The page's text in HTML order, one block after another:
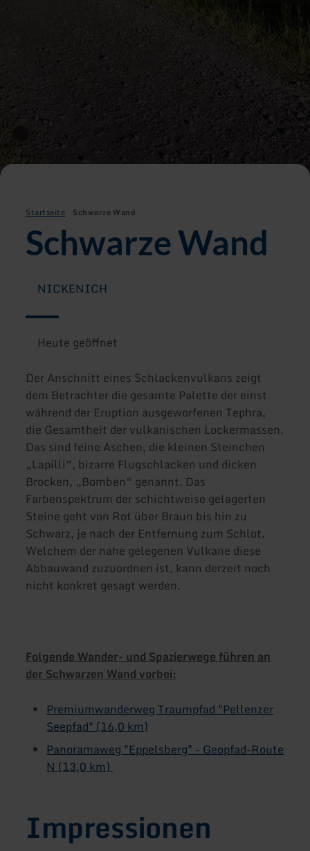
Startseite Schwarze Wand
Schwarze Wand
NICKENICH
Heute geöffnet
Der Anschnitt eines Schlackenvulkans zeigt
dem Betrachter die gesamte Palette der einst
während der Eruption ausgeworfenen Tephra,
die Gesamtheit der vulkanischen Lockermassen.
Das sind feine Aschen, die kleinen Steinchen
„Lapilli“, bizarre Flugschlacken und dicken
Brocken, „Bomben“ genannt. Das
Farbenspektrum der schichtweise gelagerten
Steine geht von Rot über Braun bis hin zu
Schwarz, je nach der Entfernung zum Schlot.
Welchem der nahe gelegenen Vulkane diese
Abbauwand zuzuordnen ist, kann derzeit noch
nicht konkret gesagt werden.
Folgende Wander- und Spazierwege führen an
der Schwarzen Wand vorbei:
Premiumwanderweg Traumpfad "Pellenzer
Seepfad" (16,0 km)
Panoramaweg "Eppelsberg" - Geopfad-Route
N (13,0 km)
Impressionen